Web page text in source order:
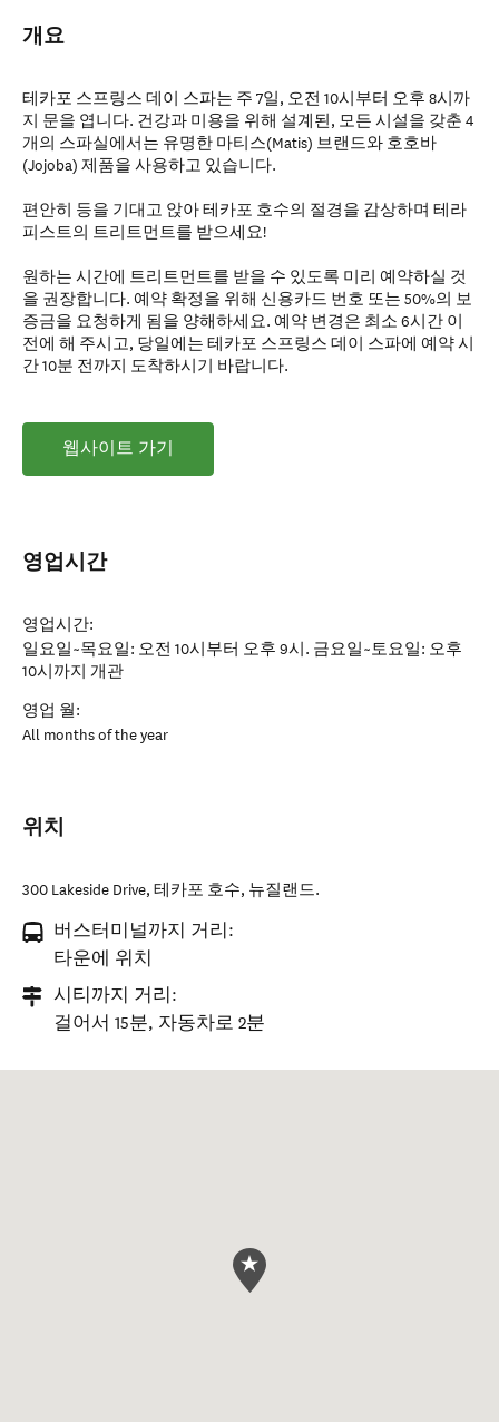
개요
테카포 스프링스 데이 스파는 주 7일, 오전 10시부터 오후 8시까
지 문을 엽니다. 건강과 미용을 위해 설계된, 모든 시설을 갖춘 4
개의 스파실에서는 유명한 마티스(Matis) 브랜드와 호호바
(Jojoba) 제품을 사용하고 있습니다.
편안히 등을 기대고 앉아 테카포 호수의 절경을 감상하며 테라
피스트의 트리트먼트를 받으세요!
원하는 시간에 트리트먼트를 받을 수 있도록 미리 예약하실 것
을 권장합니다. 예약 확정을 위해 신용카드 번호 또는 50%의 보
증금을 요청하게 됨을 양해하세요. 예약 변경은 최소 6시간 이
전에 해 주시고, 당일에는 테카포 스프링스 데이 스파에 예약 시
간 10분 전까지 도착하시기 바랍니다.
웹사이트 가기
영업시간
영업시간:
일요일~목요일: 오전 10시부터 오후 9시. 금요일~토요일: 오후
10시까지 개관
영업 월:
All months of the year
위치
300 Lakeside Drive, 테카포 호수, 뉴질랜드.
버스터미널까지 거리:
타운에 위치
시티까지 거리:
걸어서 15분, 자동차로 2분